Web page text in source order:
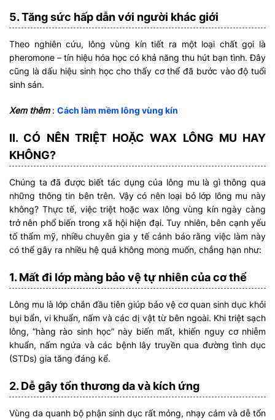
5. Tăng sức hấp dẫn với người khác giới
Theo nghiên cứu, lông vùng kín tiết ra một loại chất gọi là
pheromone – tín hiệu hóa học có khả năng thu hút bạn tình. Đây
cũng là dấu hiệu sinh học cho thấy cơ thể đã bước vào độ tuổi
sinh sản.
Xem thêm: Cách làm mềm lông vùng kín
II. CÓ NÊN TRIỆT HOẶC WAX LÔNG MU HAY
KHÔNG?
Chúng ta đã được biết tác dụng của lông mu là gì thông qua
những thông tin bên trên. Vậy có nên loại bỏ lớp lông mu này
không? Thực tế, việc triệt hoặc wax lông vùng kín ngày càng
trở nên phổ biến trong xã hội hiện đại. Tuy nhiên, bên cạnh yếu
tố thẩm mỹ, nhiều chuyên gia y tế cảnh báo rằng việc làm này
có thể gây ra nhiều hệ quả không mong muốn, chẳng hạn như:
1. Mất đi lớp màng bảo vệ tự nhiên của cơ thể
Lông mu là lớp chắn đầu tiên giúp bảo vệ cơ quan sinh dục khỏi
bụi bẩn, vi khuẩn, nấm và các dị vật từ bên ngoài. Khi triệt sạch
lông, “hàng rào sinh học” này biến mất, khiến nguy cơ nhiễm
khuẩn, nấm ngứa và các bệnh lây truyền qua đường tình dục
(STDs) gia tăng đáng kể.
2. Dễ gây tổn thương da và kích ứng
Vùng da quanh bộ phận sinh dục rất mỏng, nhạy cảm và dễ tổn